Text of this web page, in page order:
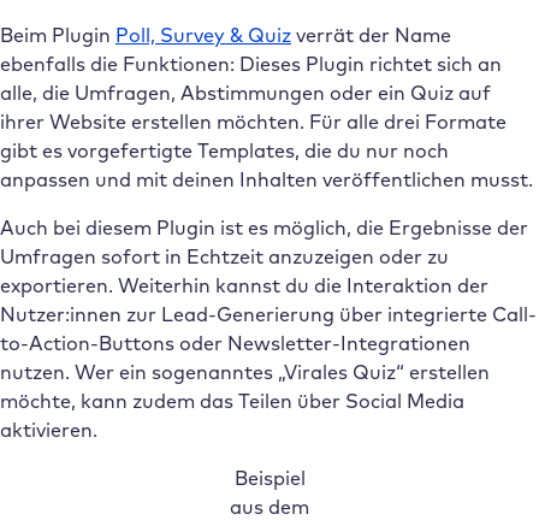
Beim Plugin Poll, Survey & Quiz verrät der Name
ebenfalls die Funktionen: Dieses Plugin richtet sich an
alle, die Umfragen, Abstimmungen oder ein Quiz auf
ihrer Website erstellen möchten. Für alle drei Formate
gibt es vorgefertigte Templates, die du nur noch
anpassen und mit deinen Inhalten veröffentlichen musst.
Auch bei diesem Plugin ist es möglich, die Ergebnisse der
Umfragen sofort in Echtzeit anzuzeigen oder zu
exportieren. Weiterhin kannst du die Interaktion der
Nutzer:innen zur Lead-Generierung über integrierte Call-
to-Action-Buttons oder Newsletter-Integrationen
nutzen. Wer ein sogenanntes „Virales Quiz“ erstellen
möchte, kann zudem das Teilen über Social Media
aktivieren.
Beispiel
aus dem